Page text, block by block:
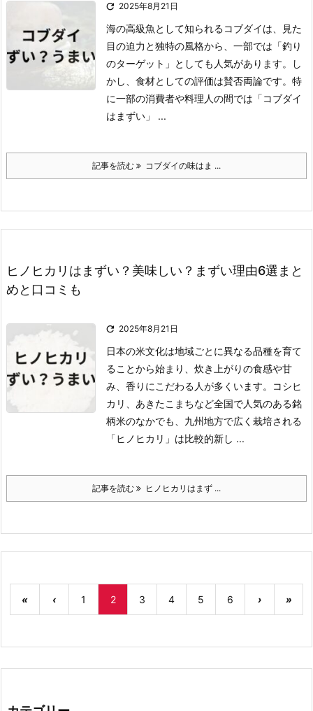
 2025年8月21日
海の高級魚として知られるコブダイは、見た
目の迫力と独特の風格から、一部では「釣り
のターゲット」としても人気があります。
し
かし、食材としての評価は賛否両論です。 特
に一部の消費者や料理人の間では「コブダイ
はまずい」 ...
記事を読む コブダイの味はま ...
ヒノヒカリはまずい？美味しい？まずい理由6選まと
めと口コミも
 2025年8月21日
日本の米文化は地域ごとに異なる品種を育て
ることから始まり、炊き上がりの食感や甘
み、香りにこだわる人が多くいます。
コシヒ
カリ、あきたこまちなど全国で人気のある銘
柄米のなかでも、九州地方で広く栽培される
「ヒノヒカリ」は比較的新し ...
記事を読む ヒノヒカリはまず ...
« ‹ 1 2 3 4 5 6 › »